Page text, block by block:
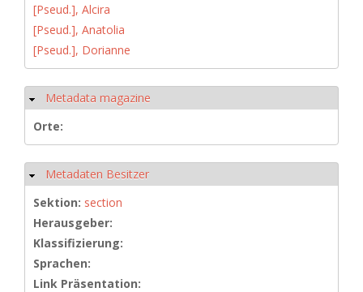
[Pseud.], Alcira
[Pseud.], Anatolia
[Pseud.], Dorianne
Ausblenden
Metadata magazine
Orte:
Ausblenden
Metadaten Besitzer
Sektion: section
Herausgeber:
Klassifizierung:
Sprachen:
Link Präsentation: